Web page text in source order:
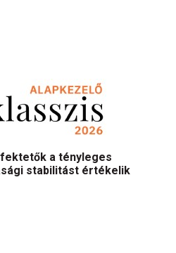
a tényleges
stabilitást értékelik